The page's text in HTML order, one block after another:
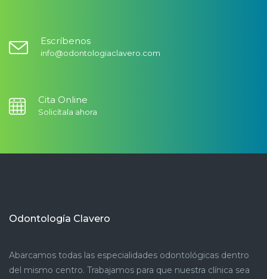
Escríbenos
info@odontologiaclavero.com
Cita Online
Solicítala ahora
Odontología Clavero
Abarcamos todas las especialidades odontológicas dentro
del mismo centro. Trabajamos para que nuestra clínica sea